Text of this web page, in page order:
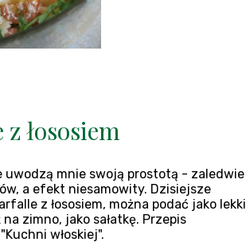
łososiem
uwodzą mnie swoją prostotą - zaledwie
a efekt niesamowity. Dzisiejsze
z łososiem, można podać jako lekki
zimno, jako sałatkę. Przepis
włoskiej".